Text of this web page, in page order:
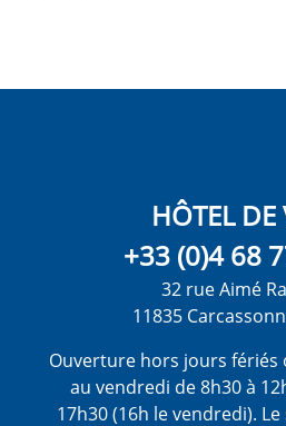
HÔTEL DE
+33 (0)4 68
32 rue Aimé
11835
Ouverture hors jours fériés
au vendredi de 8h30 à
17h30 (16h le vendredi).